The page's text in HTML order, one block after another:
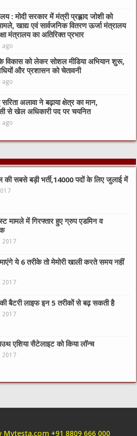
: मोदी सरकार में मंत्री प्रह्लाद जोशी को
खाद्य एवं सार्वजनिक वितरण ऊर्जा मंत्रालय
मंत्रालय का अतिरिक्त प्रभार
ago
विकास को लेकर सोशल मीडिया अभियान शुरू,
और प्रशासन को चेतावनी
ago
अलावा ने बढ़ाया क्षेत्र का मान,
से खेल अधिकारी पद पर चयनित
ago
की सबसे बड़ी भर्ती,14000 पदों के लिए जुलाई में
मामले में गिरफ्तार हुए ग्रुप एडमिन व
2017
ये 6 तरीके तो मेमोरी खाली करते समय नहीं
2017
की बैटरी लाइफ इन 5 तरीकों से बढ़ सकती है
2017
एशिया सैटेलाइट को किया लॉन्च
2017
Mytesta.com +91 8809 666 000